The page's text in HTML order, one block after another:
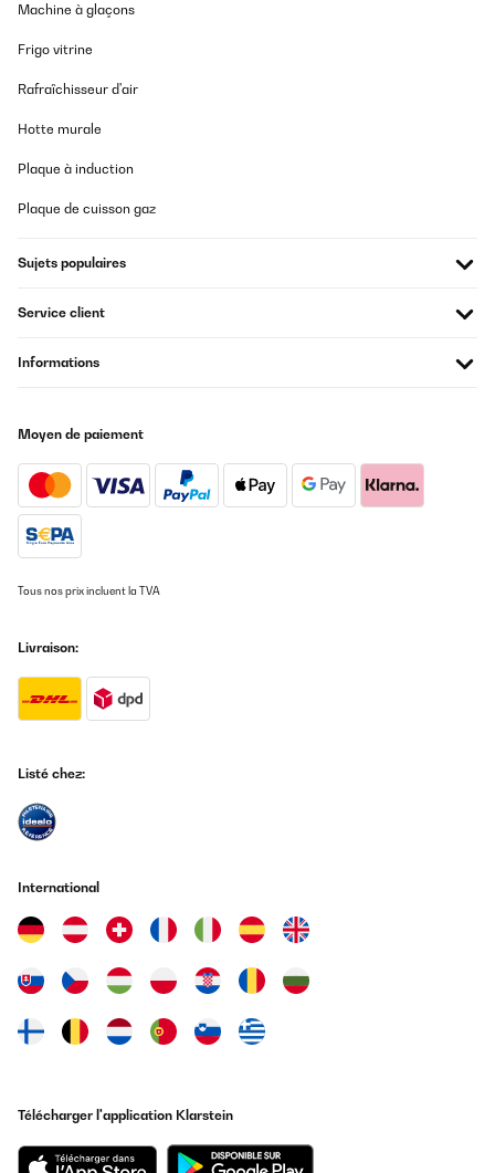
Machine à glaçons
Frigo vitrine
Rafraîchisseur d'air
Hotte murale
Plaque à induction
Plaque de cuisson gaz
Sujets populaires
Service client
Informations
Moyen de paiement
Tous nos prix incluent la TVA
Livraison:
Listé chez:
International
Télécharger l'application Klarstein